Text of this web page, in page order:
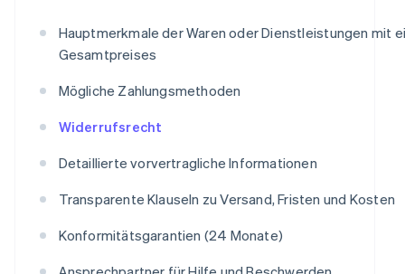
Hauptmerkmale der Waren oder Dienstleistungen mit
Gesamtpreises
Mögliche Zahlungsmethoden
Widerrufsrecht
Detaillierte vorvertragliche Informationen
Transparente Klauseln zu Versand, Fristen und Kosten
Konformitätsgarantien (24 Monate)